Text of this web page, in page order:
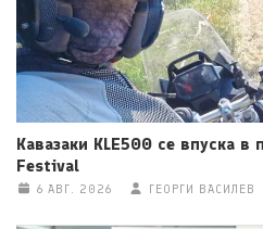
Кавазаки KLE500 се впуска в
Festival
6 АВГ. 2026 ГЕОРГИ ВАСИЛЕВ